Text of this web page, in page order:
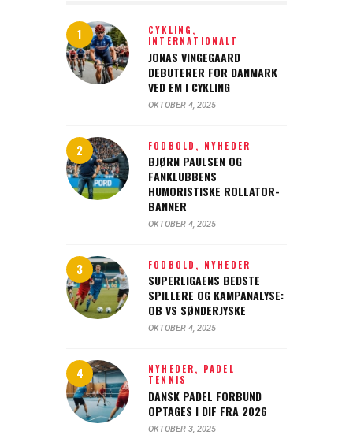
CYKLING,
INTERNATIONALT
JONAS VINGEGAARD
DEBUTERER FOR DANMARK
VED EM I CYKLING
OKTOBER 4, 2025
FODBOLD, NYHEDER
BJØRN PAULSEN OG
FANKLUBBENS
HUMORISTISKE ROLLATOR-
BANNER
OKTOBER 4, 2025
FODBOLD, NYHEDER
SUPERLIGAENS BEDSTE
SPILLERE OG KAMPANALYSE:
OB VS SØNDERJYSKE
OKTOBER 4, 2025
NYHEDER, PADEL
TENNIS
DANSK PADEL FORBUND
OPTAGES I DIF FRA 2026
OKTOBER 3, 2025